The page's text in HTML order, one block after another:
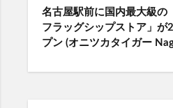
名古屋駅前に国内最大級の
フラッグシップストア」
プン (オニツカタイガー